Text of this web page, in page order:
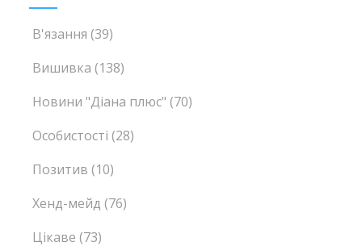
В'язання (39)
Вишивка (138)
Новини "Діана плюс" (70)
Особистості (28)
Позитив (10)
Хенд-мейд (76)
Цікаве (73)